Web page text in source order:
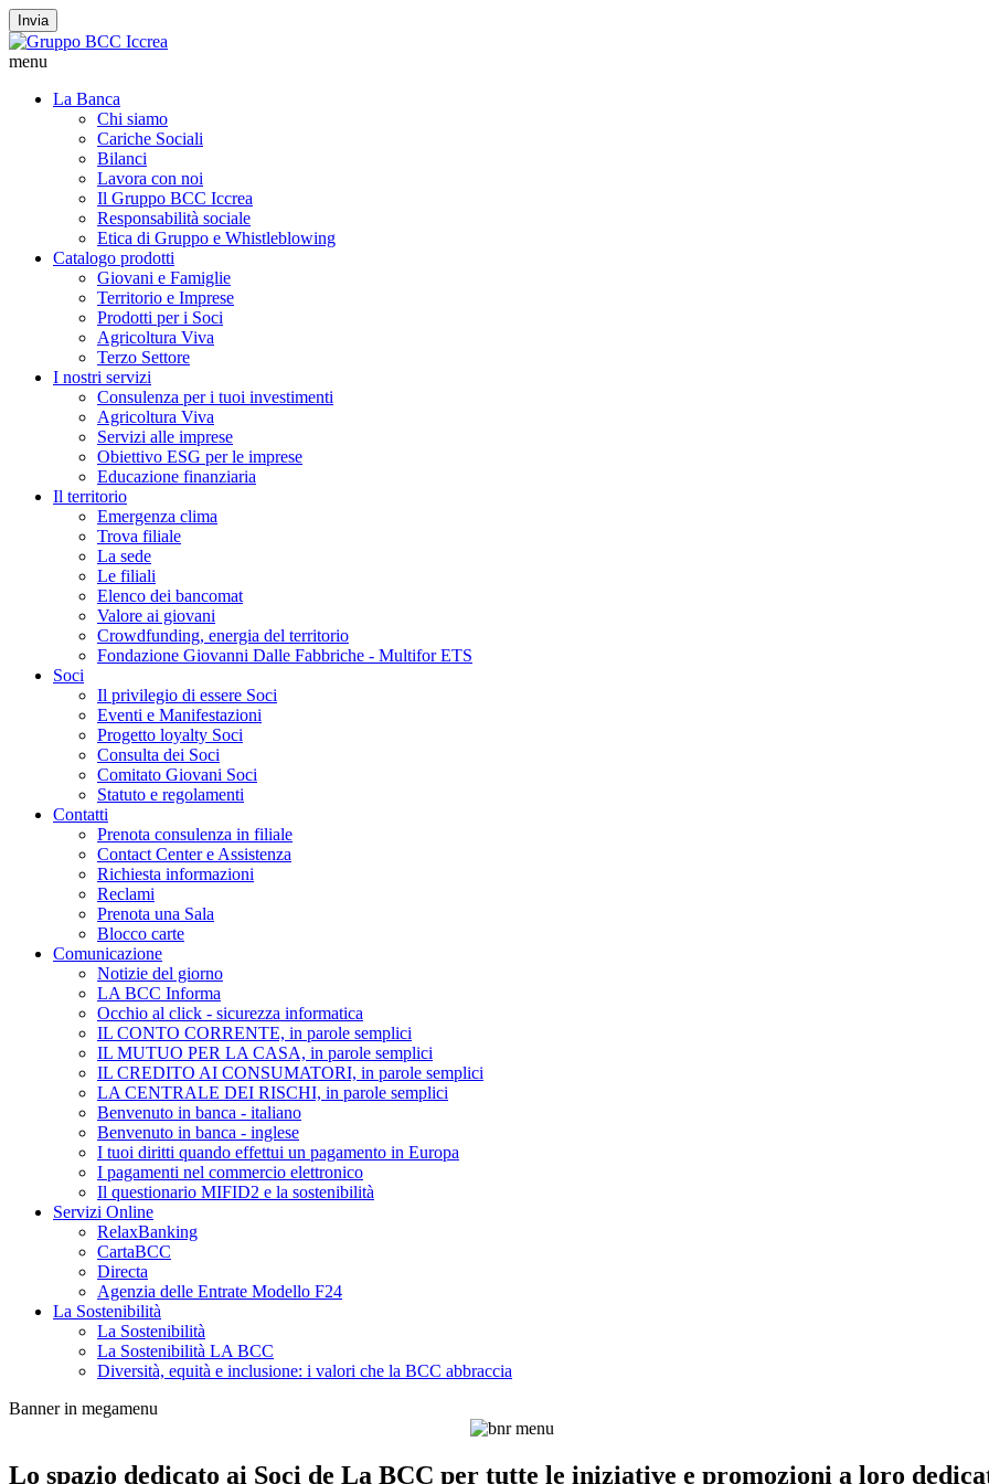
Invia
menu
La Banca
Chi siamo
Cariche Sociali
Bilanci
Lavora con noi
Il Gruppo BCC Iccrea
Responsabilità sociale
Etica di Gruppo e Whistleblowing
Catalogo prodotti
Giovani e Famiglie
Territorio e Imprese
Prodotti per i Soci
Agricoltura Viva
Terzo Settore
I nostri servizi
Consulenza per i tuoi investimenti
Agricoltura Viva
Servizi alle imprese
Obiettivo ESG per le imprese
Educazione finanziaria
Il territorio
Emergenza clima
Trova filiale
La sede
Le filiali
Elenco dei bancomat
Valore ai giovani
Crowdfunding, energia del territorio
Fondazione Giovanni Dalle Fabbriche - Multifor ETS
Soci
Il privilegio di essere Soci
Eventi e Manifestazioni
Progetto loyalty Soci
Consulta dei Soci
Comitato Giovani Soci
Statuto e regolamenti
Contatti
Prenota consulenza in filiale
Contact Center e Assistenza
Richiesta informazioni
Reclami
Prenota una Sala
Blocco carte
Comunicazione
Notizie del giorno
LA BCC Informa
Occhio al click - sicurezza informatica
IL CONTO CORRENTE, in parole semplici
IL MUTUO PER LA CASA, in parole semplici
IL CREDITO AI CONSUMATORI, in parole semplici
LA CENTRALE DEI RISCHI, in parole semplici
Benvenuto in banca - italiano
Benvenuto in banca - inglese
I tuoi diritti quando effettui un pagamento in Europa
I pagamenti nel commercio elettronico
Il questionario MIFID2 e la sostenibilità
Servizi Online
RelaxBanking
CartaBCC
Directa
Agenzia delle Entrate Modello F24
La Sostenibilità
La Sostenibilità
La Sostenibilità LA BCC
Diversità, equità e inclusione: i valori che la BCC abbraccia
Banner in megamenu
Lo spazio dedicato ai Soci de La BCC per tutte le iniziative e promozioni a loro